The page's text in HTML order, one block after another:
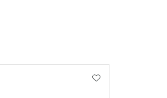
AOS FAVORITOSADICIONAR AOS